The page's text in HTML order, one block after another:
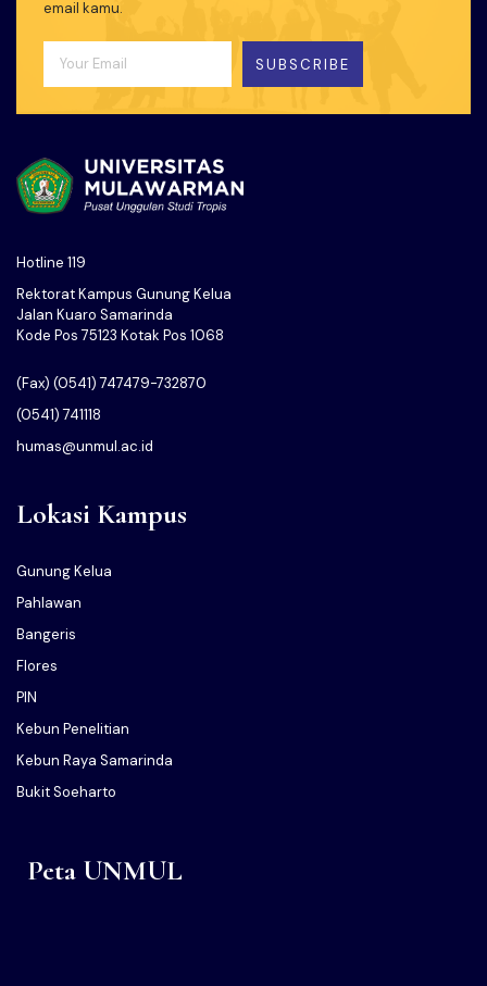
email kamu.
SUBSCRIBE
Hotline 119
Rektorat Kampus Gunung Kelua
Jalan Kuaro Samarinda
Kode Pos 75123 Kotak Pos 1068
(Fax) (0541) 747479-732870
(0541) 741118
humas@unmul.ac.id
Lokasi Kampus
Gunung Kelua
Pahlawan
Bangeris
Flores
PIN
Kebun Penelitian
Kebun Raya Samarinda
Bukit Soeharto
Peta UNMUL